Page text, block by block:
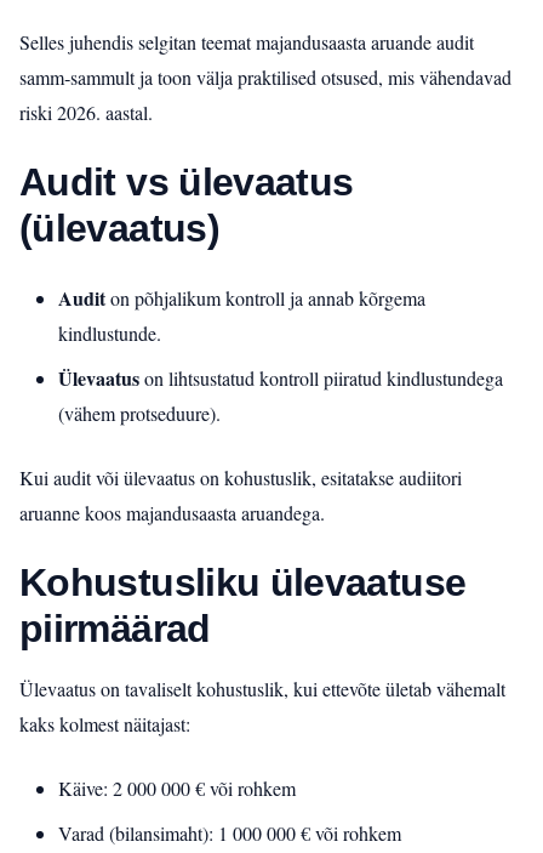
Selles juhendis selgitan teemat majandusaasta aruande audit
samm‑sammult ja toon välja praktilised otsused, mis vähendavad
riski 2026. aastal.
Audit vs ülevaatus
(ülevaatus)
Auditon põhjalikum kontroll ja annab kõrgema
kindlustunde.
Ülevaatuson lihtsustatud kontroll piiratud kindlustundega
(vähem protseduure).
Kui audit või ülevaatus on kohustuslik, esitatakse audiitori
aruanne koos majandusaasta aruandega.
Kohustusliku ülevaatuse
piirmäärad
Ülevaatus on tavaliselt kohustuslik, kui ettevõte ületab vähemalt
kaks kolmest näitajast:
Käive: 2 000 000 € või rohkem
Varad (bilansimaht): 1 000 000 € või rohkem